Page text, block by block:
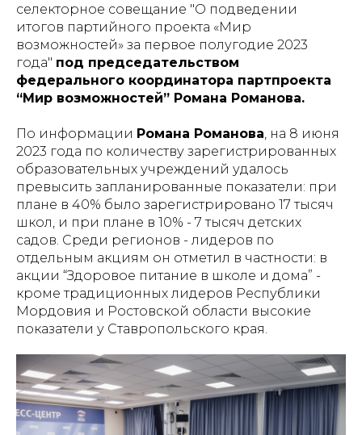
селекторное совещание "О подведении
итогов партийного проекта «Мир
возможностей» за первое полугодие 2023
года" под председательством
федерального координатора партпроекта
“Мир возможностей” Романа Романова.
По информации Романа Романова , на 8 июня
2023 года по количеству зарегистрированных
образовательных учреждений удалось
превысить запланированные показатели: при
плане в 40% было зарегистрировано 17 тысяч
школ, и при плане в 10% - 7 тысяч детских
садов. Среди регионов - лидеров по
отдельным акциям он отметил в частности: в
акции “Здоровое питание в школе и дома” -
кроме традиционных лидеров Республики
Мордовия и Ростовской области высокие
показатели у Ставропольского края.